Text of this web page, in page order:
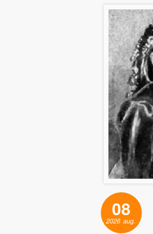
08
2026 aug.